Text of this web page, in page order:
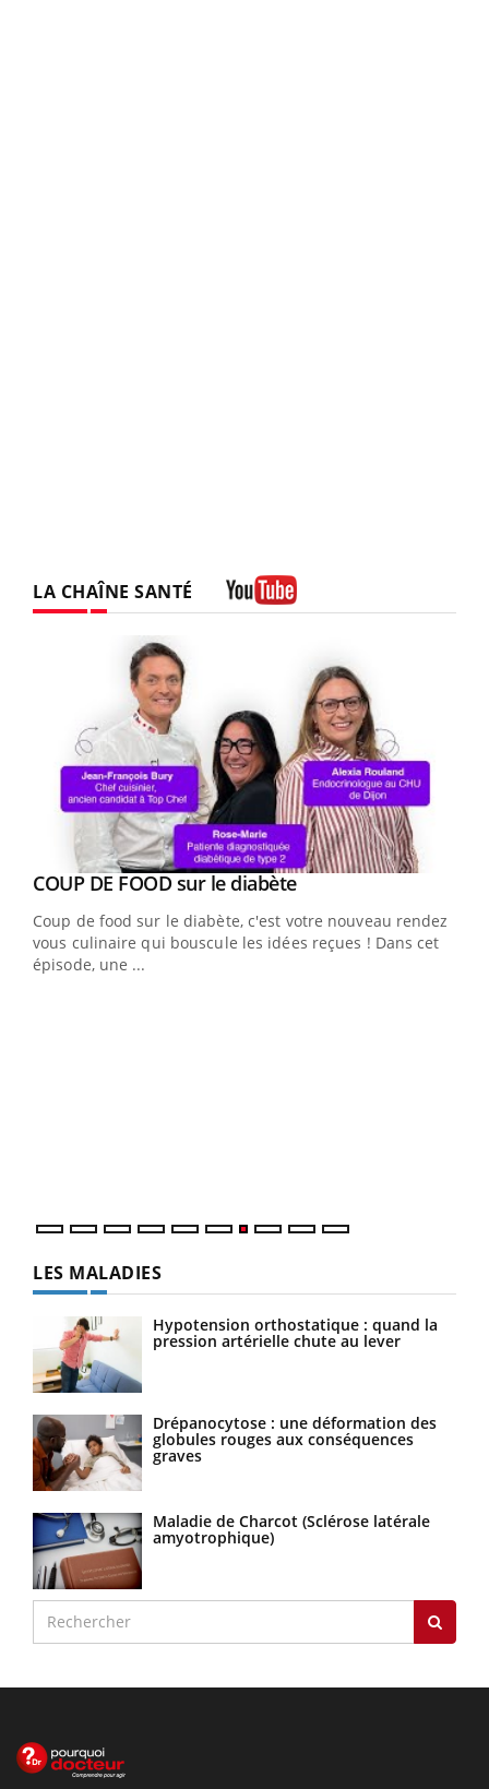
LA CHAÎNE SANTÉ
Youtube
COUP DE FOOD sur le diabèteYoutube
Coup de food sur le diabète, c'est votre nouveau rendez-
vous culinaire qui bouscule les idées reçues ! Dans cet
épisode, une ...
LES MALADIES
Hypotension orthostatique : quand la
pression artérielle chute au lever
Drépanocytose : une déformation des
globules rouges aux conséquences
graves
Maladie de Charcot (Sclérose latérale
amyotrophique)